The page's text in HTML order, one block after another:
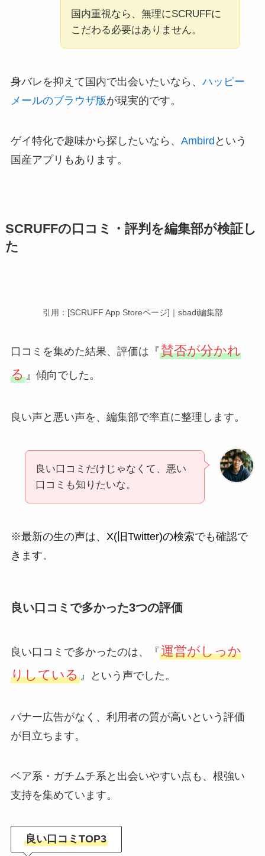
国内重視なら、無理にSCRUFFに
こだわる必要はありません。
身バレを抑えて国内で出会いたいなら、 ハッピー
メールのブラウザ版が現実的です。
ゲイ特化で趣味から探したいなら、 Ambird という
国産アプリもあります。
SCRUFFの口コミ・評判を編集部が検証し
た
引用： [SCRUFF App Storeページ]｜sbadi編集部
口コミを集めた結果、評価は『賛否が分かれ
る』傾向でした。
良い声と悪い声を、編集部で率直に整理します。
良い口コミだけじゃなくて、悪い
口コミも知りたいな。
※最新の生の声は、 X(旧Twitter)の検索でも確認で
きます。
良い口コミで多かった3つの評価
良い口コミで多かったのは、『運営がしっか
りしている』という声でした。
バナー広告がなく、利用者の質が高いという評価
が目立ちます。
ベア系・ガチムチ系と出会いやすい点も、根強い
支持を集めています。
良い口コミTOP3